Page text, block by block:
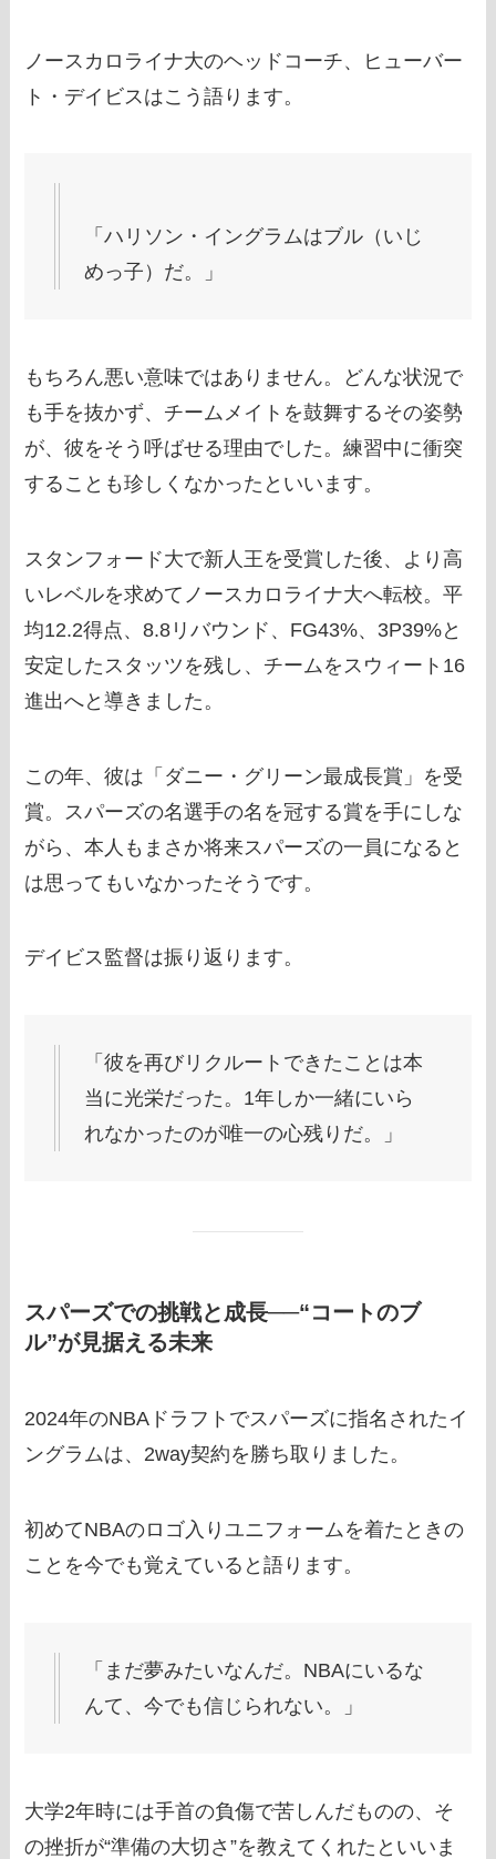
ノースカロライナ大のヘッドコーチ、ヒューバー
ト・デイビスはこう語ります。
「ハリソン・イングラムはブル（いじ
めっ子）だ。」
もちろん悪い意味ではありません。どんな状況で
も手を抜かず、チームメイトを鼓舞するその姿勢
が、彼をそう呼ばせる理由でした。練習中に衝突
することも珍しくなかったといいます。
スタンフォード大で新人王を受賞した後、より高
いレベルを求めてノースカロライナ大へ転校。平
均12.2得点、8.8リバウンド、FG43%、3P39%と
安定したスタッツを残し、チームをスウィート16
進出へと導きました。
この年、彼は「ダニー・グリーン最成長賞」を受
賞。スパーズの名選手の名を冠する賞を手にしな
がら、本人もまさか将来スパーズの一員になると
は思ってもいなかったそうです。
デイビス監督は振り返ります。
「彼を再びリクルートできたことは本
当に光栄だった。1年しか一緒にいら
れなかったのが唯一の心残りだ。」
スパーズでの挑戦と成長──“コートのブ
ル”が見据える未来
2024年のNBAドラフトでスパーズに指名されたイ
ングラムは、2way契約を勝ち取りました。
初めてNBAのロゴ入りユニフォームを着たときの
ことを今でも覚えていると語ります。
「まだ夢みたいなんだ。NBAにいるな
んて、今でも信じられない。」
大学2年時には手首の負傷で苦しんだものの、そ
の挫折が“準備の大切さ”を教えてくれたといいま